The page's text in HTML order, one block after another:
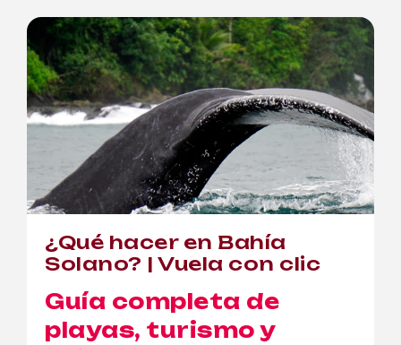
¿Qué hacer en Bahía
Solano? | Vuela con clic
Guía completa de
playas, turismo y